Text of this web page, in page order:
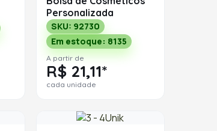
Personalizada
SKU: 92730
Em estoque: 8135
A partir de
R$ 21,11*
cada unidade